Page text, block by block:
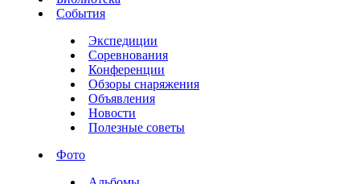
События
Экспедиции
Соревнования
Конференции
Обзоры снаряжения
Объявления
Новости
Полезные советы
Фото